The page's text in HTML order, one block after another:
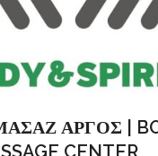
ΑΡΓΟΣ |
CENTER